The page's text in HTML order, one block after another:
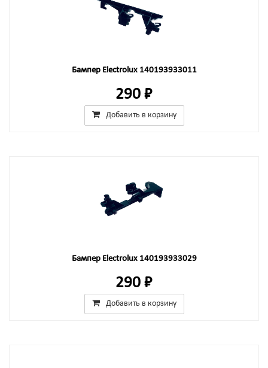
Бампер Electrolux 140193933011
290 ₽
Добавить в корзину
Бампер Electrolux 140193933029
290 ₽
Добавить в корзину